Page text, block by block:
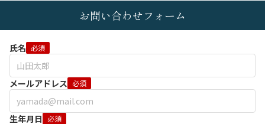
お問い合わせフォーム
氏名 必須
メールアドレス 必須
生年月日 必須